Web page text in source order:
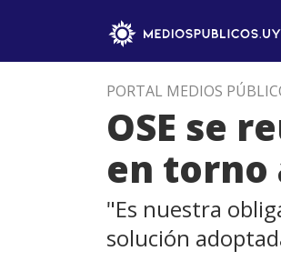
PORTAL MEDIOS
OSE se
en torno
"Es nuestra
solución